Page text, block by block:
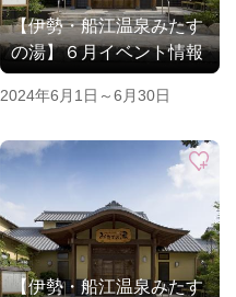
【伊勢・船江温泉みたす
の湯】６月イベント情報
2024年6月1日～6月30日
【伊勢・船江温泉みたす